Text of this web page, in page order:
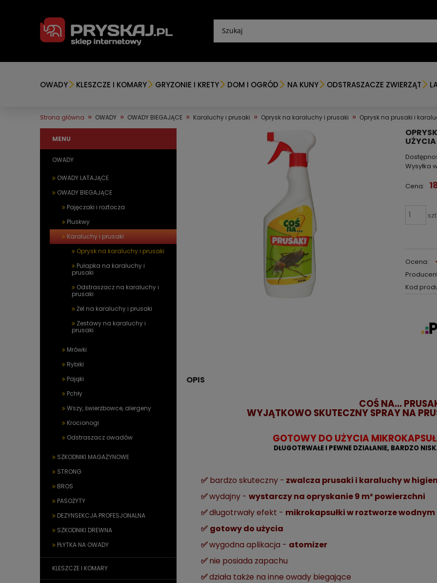
OWADY KLESZCZE I KOMARY GRYZONIE I KRETY DOM I OGRÓD NA KUNY ODSTRASZACZE ZWIERZĄT
Strona główna » OWADY » OWADY BIEGAJĄCE » Karaluchy i prusaki » Oprysk na karaluchy i prusaki » Oprysk na prusaki i
MENU
OWADY
OWADY LATAJĄCE
OWADY BIEGAJĄCE
Pajęczaki i roztocza
Pluskwy
Karaluchy i prusaki
Oprysk na karaluchy i prusaki
Pułapka na karaluchy i
prusaki
Odstraszacz na karaluchy i
prusaki
Żel na karaluchy i prusaki
Zestawy na karaluchy i
prusaki
Mrówki
Rybiki
Pająki
Pchły
Wszy, świerzbowce, alergeny
Krocionogi
Odstraszacz owadów
SZKODNIKI MAGAZYNOWE
STRONG
BROS
PASOŻYTY
DEZYNSEKCJA PROFESJONALNA
SZKODNIKI DREWNA
PŁYTKA NA OWADY
KLESZCZE I KOMARY
Wysyłka
Cena:
szt
Ocena:
Kod
OPIS
COŚ NA...
WYJĄTKOWO SKUTECZNY SPRAY NA
GOTOWY DO UŻYCIA
DŁUGOTRWAŁE I PEWNE DZIAŁANIE, BARDZO
✅ bardzo skuteczny - zwalcza prusaki i karaluchy w
✅wydajny - wystarczy na opryskanie 9 m² powierzchni
✅długotrwały efekt - mikrokapsułki w roztworze wodnym
✅ gotowy do użycia
✅wygodna aplikacja - atomizer
✅nie posiada zapachu
✅działa także na inne owady biegające